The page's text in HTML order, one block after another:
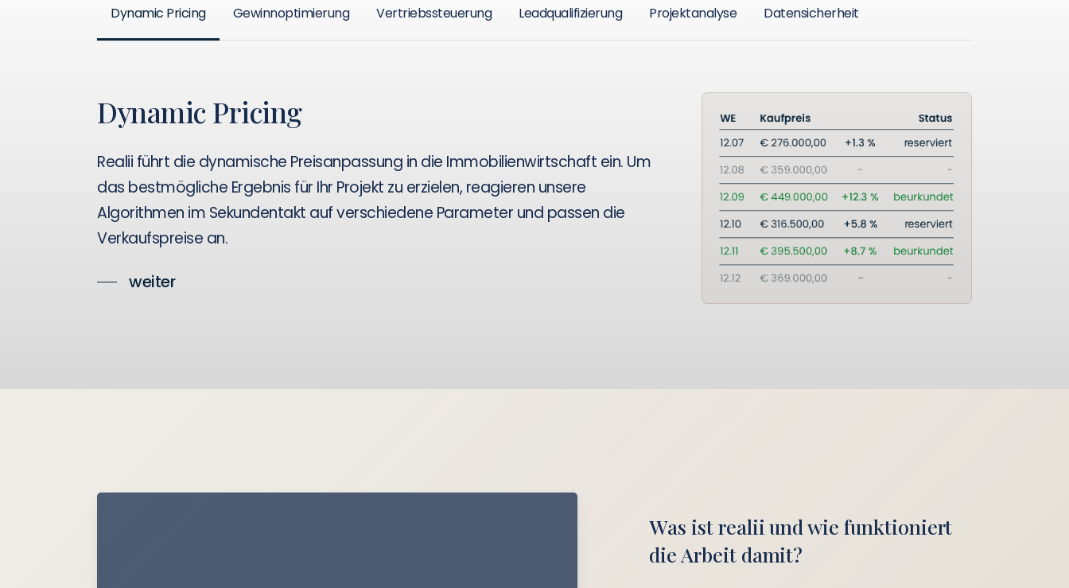
Dynamic Pricing Gewinnoptimierung Vertriebssteuerung Leadqualifizierung Projektanalyse Datensicherheit
Dynamic Pricing
Realii führt die dynamische Preisanpassung in die Immobilienwirtschaft ein. Um
das bestmögliche Ergebnis für Ihr Projekt zu erzielen, reagieren unsere
Algorithmen im Sekundentakt auf verschiedene Parameter und passen die
Verkaufspreise an.
weiter
Was ist realii und wie funktioniert
die Arbeit damit?